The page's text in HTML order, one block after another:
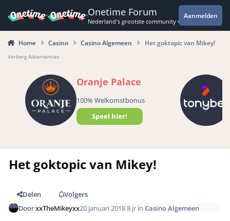
Onetime Forum
Nederland's grootste community voor de
Aanmelden
Home Casino Casino Algemeen Het goktopic van Mikey!
Verberg Advertenties
Oranje Palace
100% Welkomstbonus
Speel hier!
Het goktopic van Mikey!
Delen
Volgers
DoorxxTheMikeyxx20 januari 20188 jr inCasino Algemeen